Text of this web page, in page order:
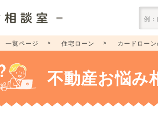
一覧ページ 住宅ローン カードローン
不動産お悩み